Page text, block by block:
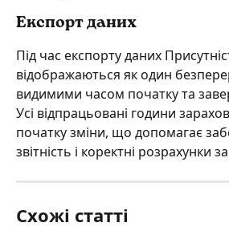
Експорт даних
Під час експорту даних
відображаються як один
видимими часом початку та
Усі відпрацьовані години
початку зміни, що допомагає
звітність і коректні розрахунки
Схожі статті